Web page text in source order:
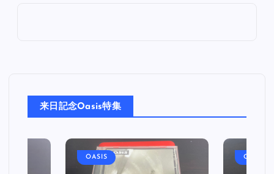
ョ
ン
来日記念Oasis特集
OASIS OASIS